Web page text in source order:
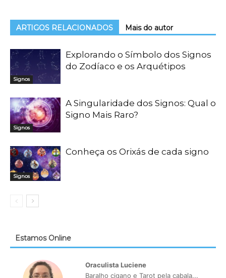
ARTIGOS RELACIONADOS Mais do autor
Signos
Explorando o Símbolo dos Signos
do Zodíaco e os Arquétipos
Signos
A Singularidade dos Signos: Qual o
Signo Mais Raro?
Signos
Conheça os Orixás de cada signo
Estamos Online